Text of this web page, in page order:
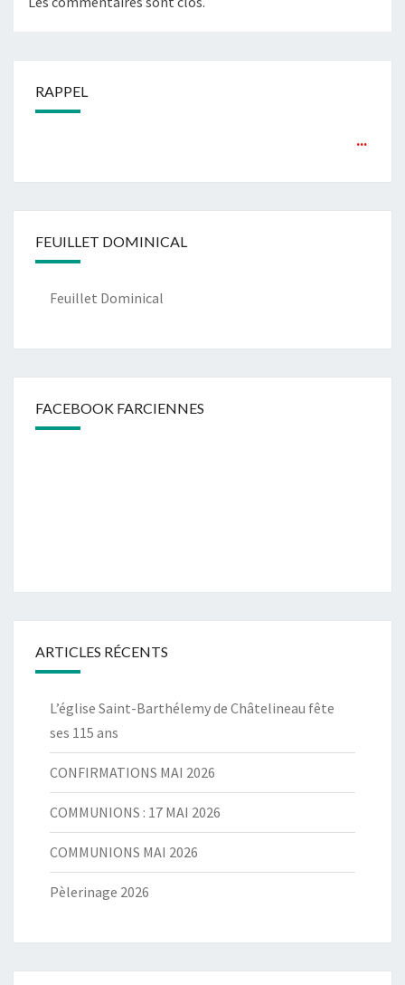
RAPPEL
FEUILLET DOMINICAL
Feuillet Dominical
FACEBOOK FARCIENNES
ARTICLES RÉCENTS
L’église Saint-Barthélemy de Châtelineau fête
ses 115 ans
CONFIRMATIONS MAI 2026
COMMUNIONS : 17 MAI 2026
COMMUNIONS MAI 2026
Pèlerinage 2026